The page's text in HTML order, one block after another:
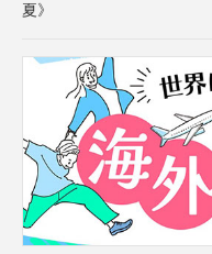
夏》